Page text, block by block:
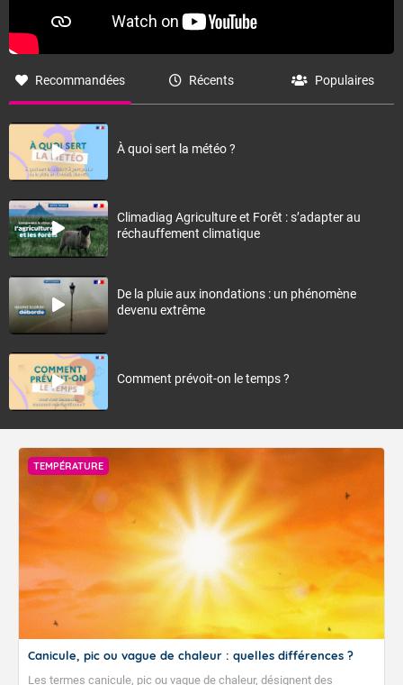
Recommandées Récents Populaires
À quoi sert la météo ?
Climadiag Agriculture et Forêt : s’adapter au
réchauffement climatique
De la pluie aux inondations : un phénomène
devenu extrême
Comment prévoit-on le temps ?
TEMPÉRATURE
Canicule, pic ou vague de chaleur : quelles différences ?
Les termes canicule, pic ou vague de chaleur, désignent des